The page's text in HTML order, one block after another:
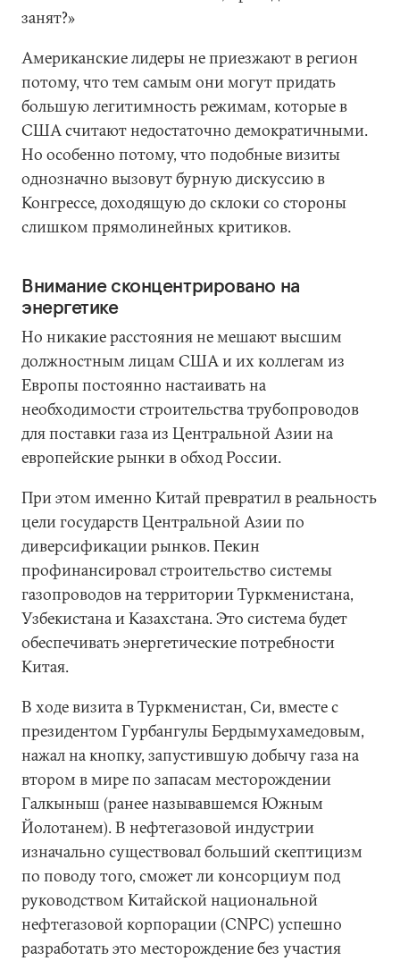
занят?»
Американские лидеры не приезжают в регион
потому, что тем самым они могут придать
большую легитимность режимам, которые в
США считают недостаточно демократичными.
Но особенно потому, что подобные визиты
однозначно вызовут бурную дискуссию в
Конгрессе, доходящую до склоки со стороны
слишком прямолинейных критиков.
Внимание сконцентрировано на
энергетике
Но никакие расстояния не мешают высшим
должностным лицам США и их коллегам из
Европы постоянно настаивать на
необходимости строительства трубопроводов
для поставки газа из Центральной Азии на
европейские рынки в обход России.
При этом именно Китай превратил в реальность
цели государств Центральной Азии по
диверсификации рынков. Пекин
профинансировал строительство системы
газопроводов на территории Туркменистана,
Узбекистана и Казахстана. Это система будет
обеспечивать энергетические потребности
Китая.
В ходе визита в Туркменистан, Си, вместе с
президентом Гурбангулы Бердымухамедовым,
нажал на кнопку, запустившую добычу газа на
втором в мире по запасам месторождении
Галкыныш (ранее называвшемся Южным
Йолотанем). В нефтегазовой индустрии
изначально существовал больший скептицизм
по поводу того, сможет ли консорциум под
руководством Китайской национальной
нефтегазовой корпорации (CNPC) успешно
разработать это месторождение без участия